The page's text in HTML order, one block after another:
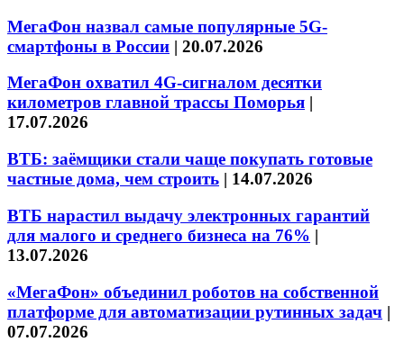
МегаФон назвал самые популярные 5G-
смартфоны в России | 20.07.2026
МегаФон охватил 4G-сигналом десятки
километров главной трассы Поморья |
17.07.2026
ВТБ: заёмщики стали чаще покупать готовые
частные дома, чем строить | 14.07.2026
ВТБ нарастил выдачу электронных гарантий
для малого и среднего бизнеса на 76% |
13.07.2026
«МегаФон» объединил роботов на собственной
платформе для автоматизации рутинных задач |
07.07.2026